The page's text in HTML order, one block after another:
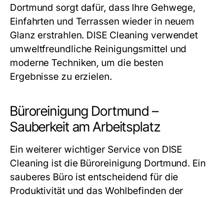
Dortmund sorgt dafür, dass Ihre Gehwege,
Einfahrten und Terrassen wieder in neuem
Glanz erstrahlen. DISE Cleaning verwendet
umweltfreundliche Reinigungsmittel und
moderne Techniken, um die besten
Ergebnisse zu erzielen.
Büroreinigung Dortmund –
Sauberkeit am Arbeitsplatz
Ein weiterer wichtiger Service von DISE
Cleaning ist die Büroreinigung Dortmund. Ein
sauberes Büro ist entscheidend für die
Produktivität und das Wohlbefinden der